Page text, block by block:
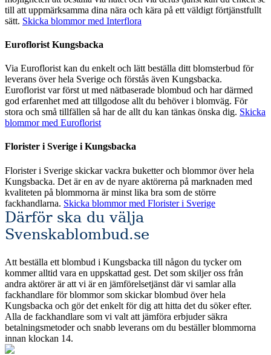
till att uppmärksamma dina nära och kära på ett väldigt förtjänstfullt
sätt. Skicka blommor med Interflora
Euroflorist Kungsbacka
Via Euroflorist kan du enkelt och lätt beställa ditt blomsterbud för
leverans över hela Sverige och förstås även Kungsbacka.
Euroflorist var först ut med nätbaserade blombud och har därmed
god erfarenhet med att tillgodose allt du behöver i blomväg. För
stora och små tillfällen så har de allt du kan tänkas önska dig. Skicka
blommor med Euroflorist
Florister i Sverige i Kungsbacka
Florister i Sverige skickar vackra buketter och blommor över hela
Kungsbacka. Det är en av de nyare aktörerna på marknaden med
kvaliteten på blommorna är minst lika bra som de större
fackhandlarna. Skicka blommor med Florister i Sverige
Därför ska du välja
Svenskablombud.se
Att beställa ett blombud i Kungsbacka till någon du tycker om
kommer alltid vara en uppskattad gest. Det som skiljer oss från
andra aktörer är att vi är en jämförelsetjänst där vi samlar alla
fackhandlare för blommor som skickar blombud över hela
Kungsbacka och gör det enkelt för dig att hitta det du söker efter.
Alla de fackhandlare som vi valt att jämföra erbjuder säkra
betalningsmetoder och snabb leverans om du beställer blommorna
innan klockan 14.